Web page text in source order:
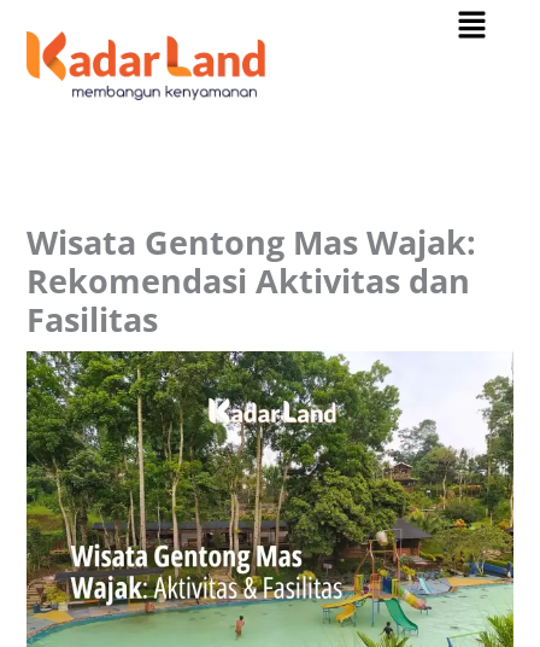
content
Menu
Wisata Gentong Mas Wajak:
Rekomendasi Aktivitas dan
Fasilitas